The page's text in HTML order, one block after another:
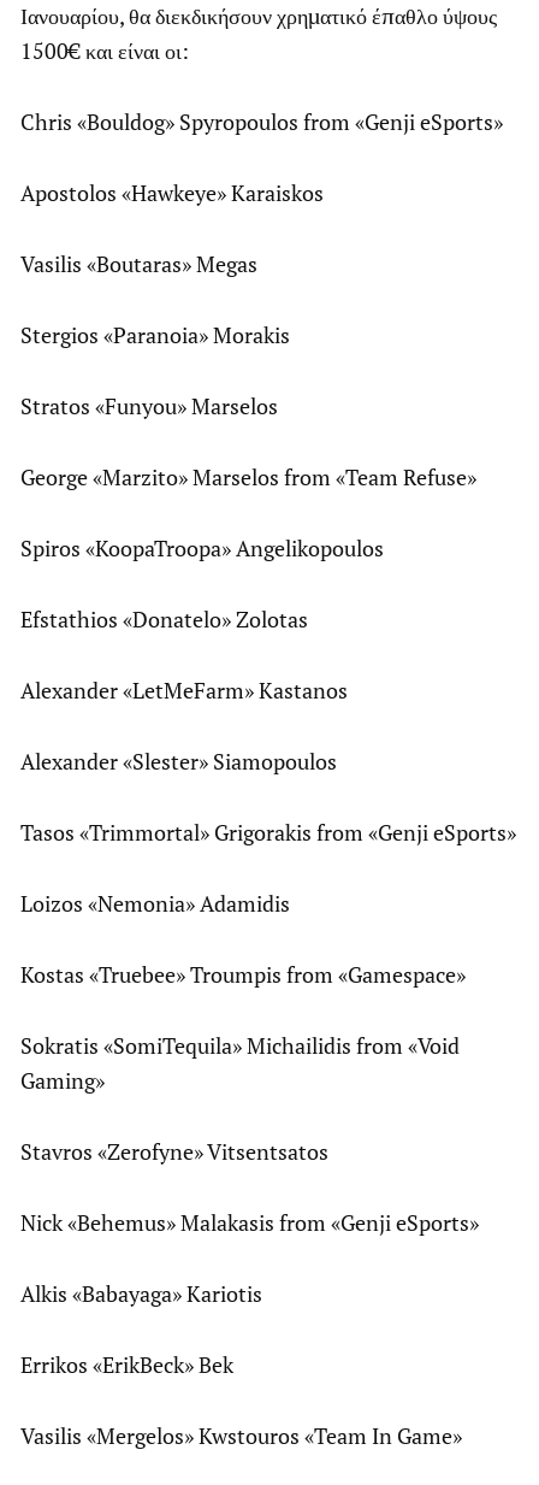
Ιανουαρίου, θα διεκδικήσουν χρηματικό έπαθλο ύψους
1500€ και είναι οι:
Chris «Bouldog» Spyropoulos from «Genji eSports»
Apostolos «Hawkeye» Karaiskos
Vasilis «Boutaras» Megas
Stergios «Paranoia» Morakis
Stratos «Funyou» Marselos
George «Marzito» Marselos from «Team Refuse»
Spiros «KoopaTroopa» Angelikopoulos
Efstathios «Donatelo» Zolotas
Alexander «LetMeFarm» Kastanos
Alexander «Slester» Siamopoulos
Tasos «Trimmortal» Grigorakis from «Genji eSports»
Loizos «Nemonia» Adamidis
Kostas «Truebee» Troumpis from «Gamespace»
Sokratis «SomiTequila» Michailidis from «Void
Gaming»
Stavros «Zerofyne» Vitsentsatos
Nick «Behemus» Malakasis from «Genji eSports»
Alkis «Babayaga» Kariotis
Errikos «ErikBeck» Bek
Vasilis «Mergelos» Kwstouros «Team In Game»